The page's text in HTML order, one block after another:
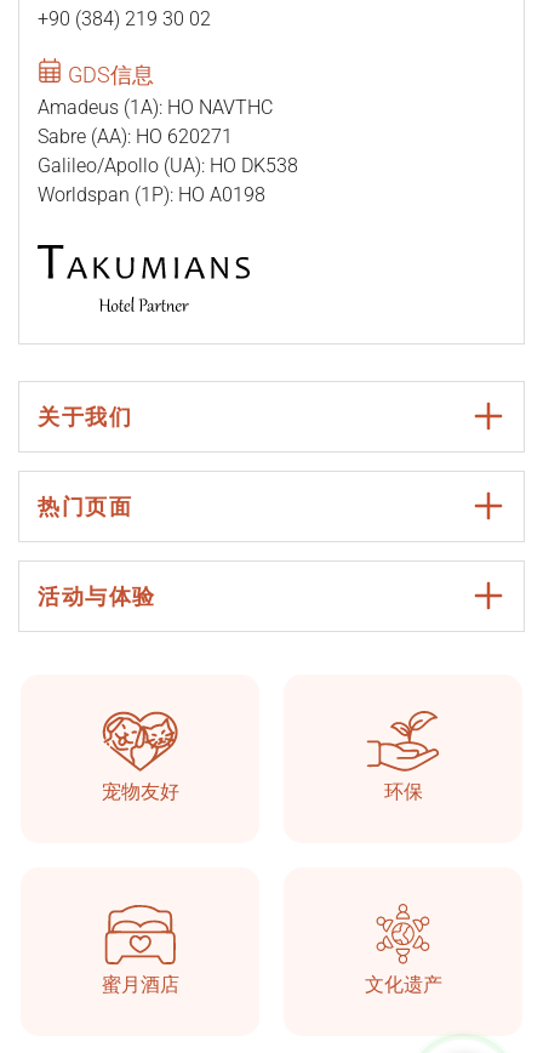
+90 (384) 219 30 02
GDS信息
Amadeus (1A): HO NAVTHC
Sabre (AA): HO 620271
Galileo/Apollo (UA): HO DK538
Worldspan (1P): HO A0198
关于我们
热门页面
活动与体验
宠物友好 环保
蜜月酒店 文化遗产